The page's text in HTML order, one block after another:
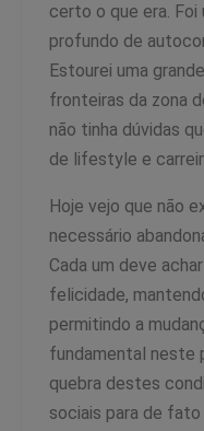
certo o que era.
profundo de
Estourei uma
fronteiras da zona
não tinha dúvidas
de lifestyle e
Hoje vejo que não
necessário
Cada um deve
felicidade,
permitindo a
fundamental neste
quebra destes
sociais para de fato